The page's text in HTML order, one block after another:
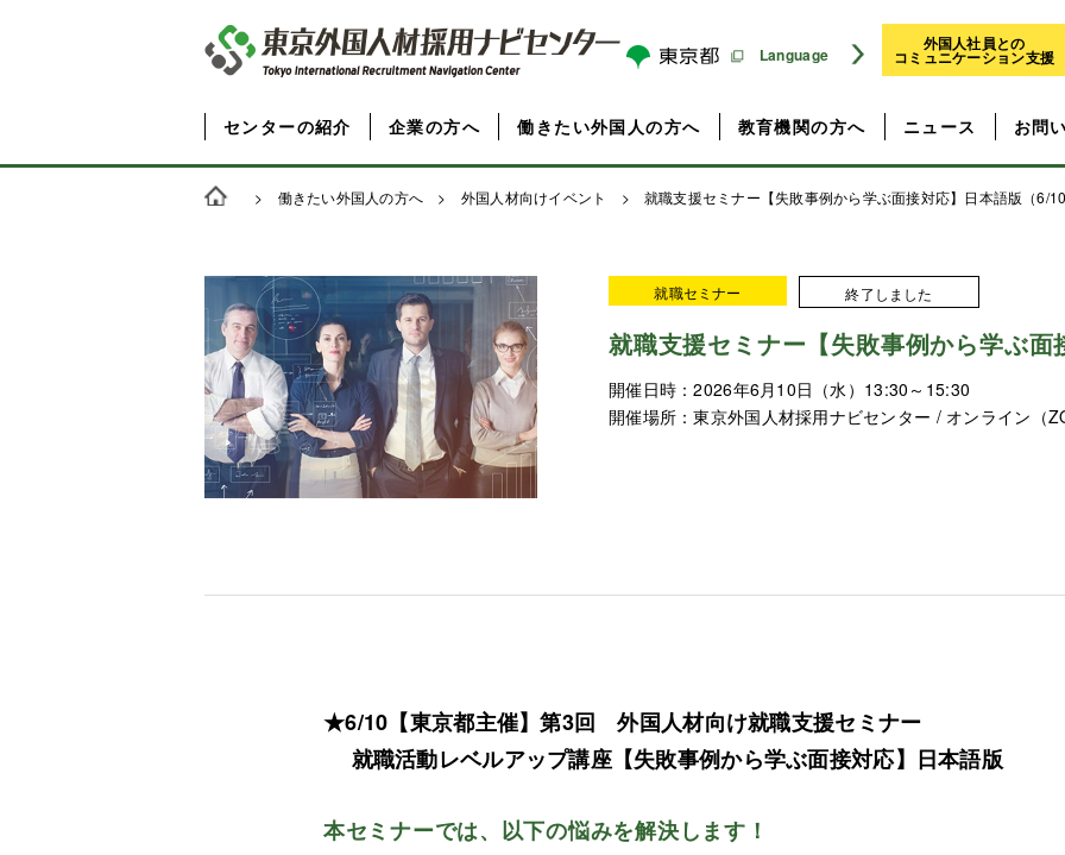
Language
外国人社員との
コミュニケーション支援
センターの紹介 企業の方へ 働きたい外国人の方へ 教育機関の方へ ニュース お問
> 働きたい外国人の方へ > 外国人材向けイベント > 就職支援セミナー【失敗事例から学ぶ面接対応】日本語版（6/
就職セミナー 終了しました
就職支援セミナー【失敗事例から学ぶ
開催日時：2026年6月10日（水）13:30～15:30
開催場所：東京外国人材採用ナビセンター / オンライン（
★6/10【東京都主催】第3回 外国人材向け就職支援セミナー
就職活動レベルアップ講座【失敗事例から学ぶ面接対応】日本語版
本セミナーでは、以下の悩みを解決します！